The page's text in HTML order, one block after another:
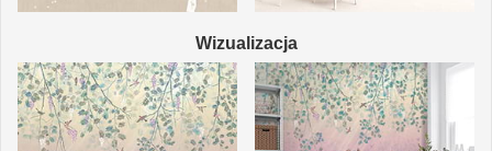
Wizualizacja